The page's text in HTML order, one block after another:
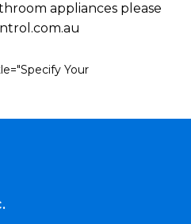
appliances please
Your